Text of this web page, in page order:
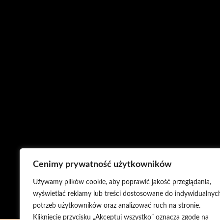
Cenimy prywatność użytkowników
Używamy plików cookie, aby poprawić jakość przeglądania,
wyświetlać reklamy lub treści dostosowane do
potrzeb użytkowników oraz analizować ruch na stronie.
Kliknięcie przycisku „Akceptuj wszystko” oznacza zgodę na